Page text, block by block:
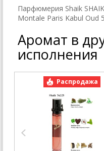
Парфюмерия Shaik
Montale Paris Kabul Oud
Аромат в
исполнения
Распродажа